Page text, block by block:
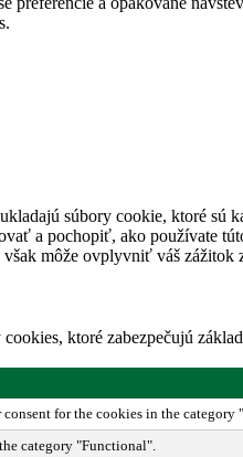
súbory cookie, ktoré sú
a pochopiť, ako používate
môže ovplyvniť váš zážitok
ktoré zabezpečujú
for the cookies in the
category "Functional".